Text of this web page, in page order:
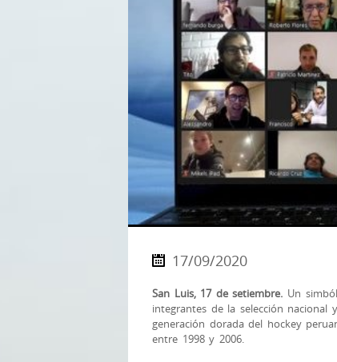
17/09/2020
San Luis, 17 de setiembre. Un
integrantes de la selección
generación dorada del hockey
entre 1998 y 2006.